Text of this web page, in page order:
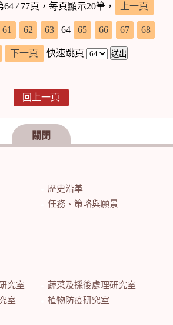
64/77頁，每頁顯示20筆， 上一頁
61 62 63 64 65 66 67 68
下一頁 快速跳頁
回上一頁
關閉
歷史沿革
任務、策略與願景
究室
蔬菜及採後處理研究室
室
植物防疫研究室